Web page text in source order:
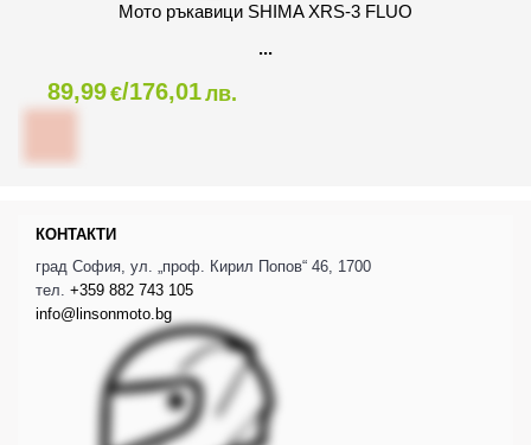
Мото ръкавици SHIMA XRS-3 FLUO
89,99€/176,01лв.
КОНТАКТИ
град София, ул. „проф. Кирил Попов“ 46, 1700
тел. +359 882 743 105
info@linsonmoto.bg